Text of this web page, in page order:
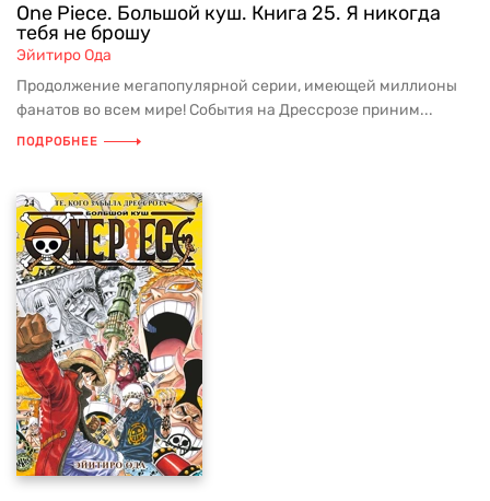
One Piece. Большой куш. Книга 25. Я никогда
тебя не брошу
Эйитиро Ода
Продолжение мегапопулярной серии, имеющей миллионы
фанатов во всем мире! События на Дрессрозе приним...
ПОДРОБНЕЕ